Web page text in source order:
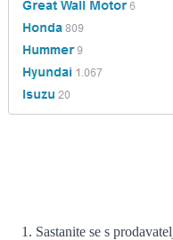
Sastanite se s